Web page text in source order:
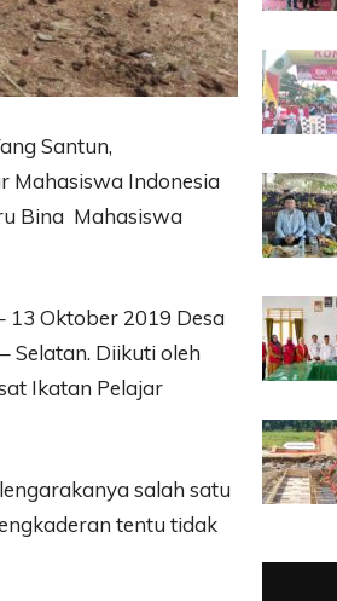
Santun,
Mahasiswa Indonesia
Bina Mahasiswa
13 Oktober 2019 Desa
Selatan. Diikuti oleh
Ikatan Pelajar
salah satu
tentu tidak